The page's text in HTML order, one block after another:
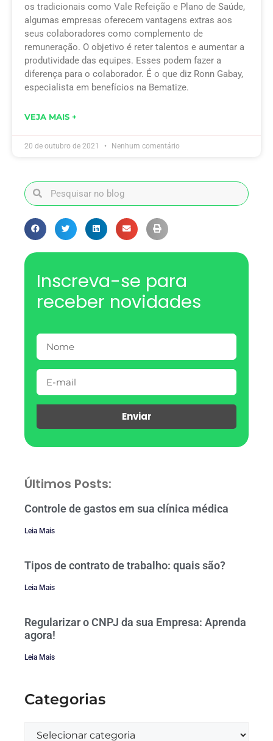
os tradicionais como Vale Refeição e Plano de Saúde,
algumas empresas oferecem vantagens extras aos
seus colaboradores como complemento de
remuneração. O objetivo é reter talentos e aumentar a
produtividade das equipes. Esses podem fazer a
diferença para o colaborador. É o que diz Ronn Gabay,
especialista em benefícios na Bematize.
VEJA MAIS +
20 de outubro de 2021 Nenhum comentário
Inscreva-se para
receber novidades
Enviar
Últimos Posts:
Controle de gastos em sua clínica médica
Leia Mais
Tipos de contrato de trabalho: quais são?
Leia Mais
Regularizar o CNPJ da sua Empresa: Aprenda
agora!
Leia Mais
Categorias